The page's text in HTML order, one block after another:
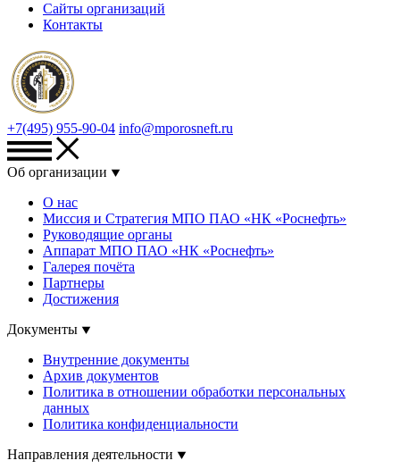
Сайты организаций
Контакты
+7(495) 955-90-04 info@mporosneft.ru
Об организации
О нас
Миссия и Стратегия МПО ПАО «НК «Роснефть»
Руководящие органы
Аппарат МПО ПАО «НК «Роснефть»
Галерея почёта
Партнеры
Достижения
Документы
Внутренние документы
Архив документов
Политика в отношении обработки персональных
данных
Политика конфиденциальности
Направления деятельности